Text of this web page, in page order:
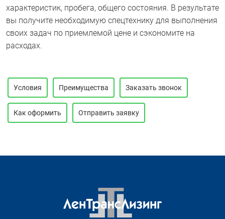
характеристик, пробега, общего состояния. В результате
вы получите необходимую спецтехнику для выполнения
своих задач по приемлемой цене и сэкономите на
расходах.
Условия Преимущества Заказать звонок
Как оформить Отправить заявку